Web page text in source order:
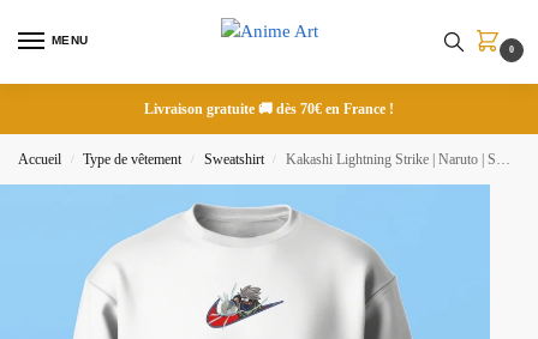
MENU
0
Livraison gratuite 🚚 dès 70€ en France !
Accueil / Type de vêtement / Sweatshirt / Kakashi Lightning Strike | Naruto | Sweatshirt brodé